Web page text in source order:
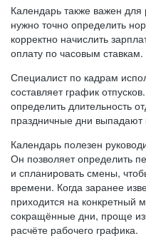
Календарь также важен
нужно точно определить
корректно начислить
оплату по часовым ставкам.
Специалист по кадрам
составляет график
определить длительность
праздничные дни выпадают
Календарь полезен
Он позволяет определить
и спланировать смены,
времени. Когда заранее
приходится на конкретный
сокращённые дни, проще
расчёте рабочего графика.